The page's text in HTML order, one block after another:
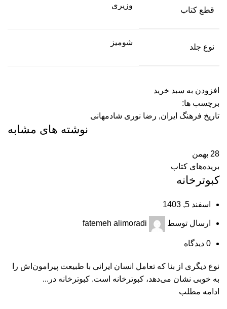
قطع کتاب
وزیری
نوع جلد
شومیز
افزودن به سبد خرید
برچسب ها:
تاریخ فرهنگ ایران, رضا نوری شادمهانی
نوشته های مشابه
28 بهمن
بریده‌های کتاب
کبوترخانه
اسفند 5, 1403
ارسال توسط fatemeh alimoradi
0 دیدگاه
نوع دیگری از بنا که تعامل انسان ایرانی با طبیعت پیرامون‌اش را
به خوبی نشان می‌دهد، کبوترخانه است. کبوترخانه در...
ادامه مطلب